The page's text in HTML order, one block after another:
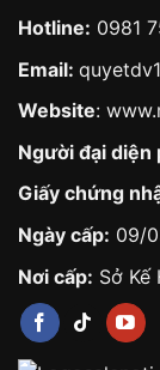
Hotline: 0981
Email:
Website:
Người đại
Giấy chứng
Ngày cấp: 09/
Nơi cấp: Sở Kế